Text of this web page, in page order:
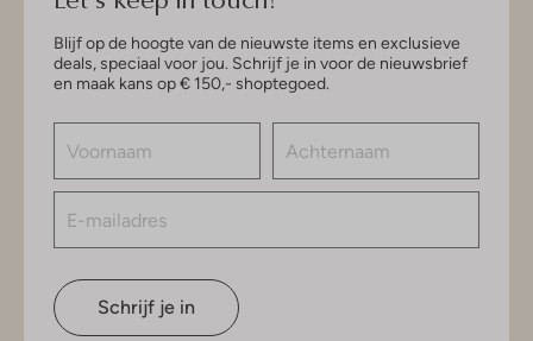
Blijf op de hoogte van de nieuwste items en exclusieve
deals, speciaal voor jou. Schrijf je in voor de nieuwsbrief
en maak kans op € 150,- shoptegoed.
Schrijf je in